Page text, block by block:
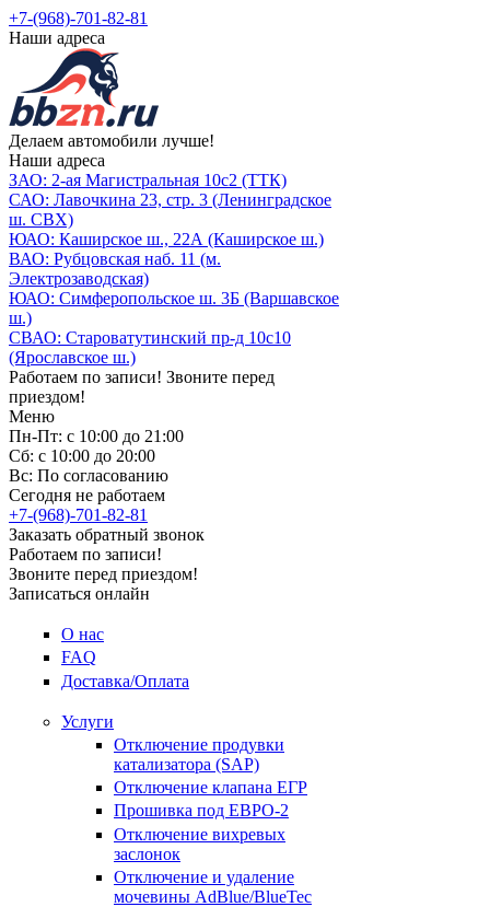
+7-(968)-701-82-81
Наши адреса
Делаем автомобили лучше!
Наши адреса
ЗАО: 2-ая Магистральная 10с2 (ТТК)
САО: Лавочкина 23, стр. 3 (Ленинградское
ш. СВХ)
ЮАО: Каширское ш., 22А (Каширское ш.)
ВАО: Рубцовская наб. 11 (м.
Электрозаводская)
ЮАО: Симферопольское ш. 3Б (Варшавское
ш.)
СВАО: Староватутинский пр-д 10с10
(Ярославское ш.)
Работаем по записи! Звоните перед
приездом!
Меню
Пн-Пт: с 10:00 до 21:00
Сб: с 10:00 до 20:00
Вс: По согласованию
Сегодня не работаем
+7-(968)-701-82-81
Заказать обратный звонок
Работаем по записи!
Звоните перед приездом!
Записаться онлайн
О нас
FAQ
Доставка/Оплата
Услуги
Отключение продувки
катализатора (SAP)
Отключение клапана ЕГР
Прошивка под ЕВРО-2
Отключение вихревых
заслонок
Отключение и удаление
мочевины AdBlue/BlueTec